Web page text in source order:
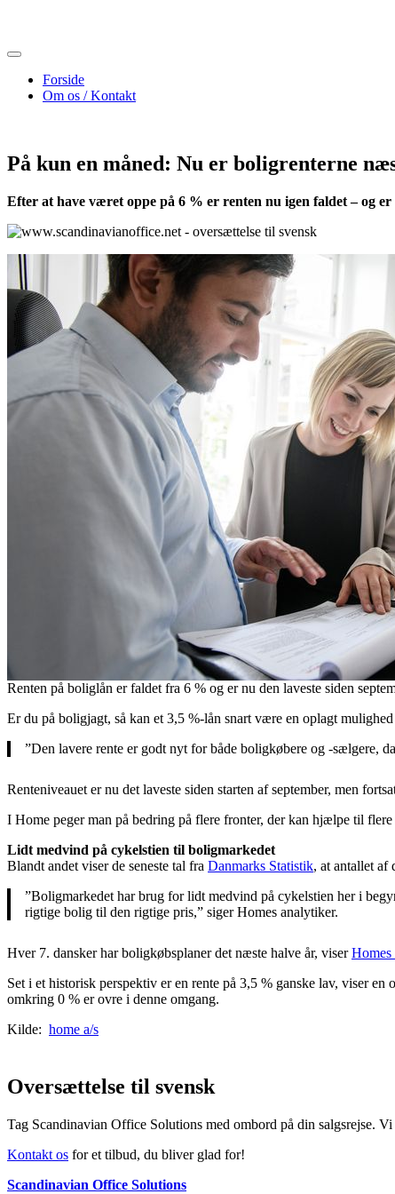
Forside
Om os / Kontakt
På kun en måned: Nu er boligrenterne
Efter at have været oppe på 6 % er renten nu igen faldet – og er
Renten på boliglån er faldet fra 6 % og er nu den laveste siden
Er du på boligjagt, så kan et 3,5 %-lån snart være en oplagt
”Den lavere rente er godt nyt for både boligkøbere og -sælgere,
Renteniveauet er nu det laveste siden starten af september, men
I Home peger man på bedring på flere fronter, der kan hjælpe til
Lidt medvind på cykelstien til boligmarkedet
Blandt andet viser de seneste tal fra Danmarks Statistik, at antallet af
”Boligmarkedet har brug for lidt medvind på cykelstien her i
rigtige bolig til den rigtige pris,” siger Homes analytiker.
Hver 7. dansker har boligkøbsplaner det næste halve år, viserHomes
Set i et historisk perspektiv er en rente på 3,5 % ganske lav, viser en
omkring 0 % er ovre i denne omgang.
Kilde: home a/s
Oversættelse til svensk
Tag Scandinavian Office Solutions med ombord på din salgsrejse.
Kontakt os for et tilbud, du bliver glad for!
Scandinavian Office Solutions